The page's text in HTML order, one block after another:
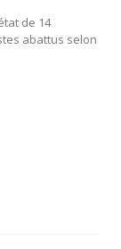
de 14
abattus selon